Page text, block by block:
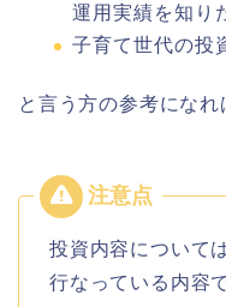
運用実績を知り
子育て世代の投
と言う方の参考になれ
投資内容について
行なっている内容